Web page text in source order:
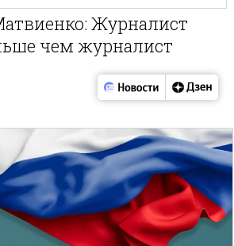
Журналист
чем журналист